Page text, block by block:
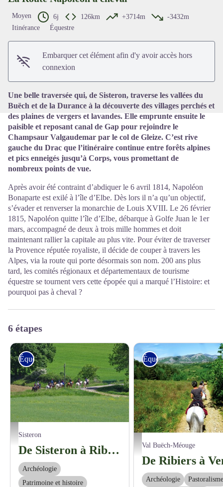
Moyen 6j 126km +3714m
-3432m
Itinérance
Équestre
Embarquer cet élément afin d'y avoir accès hors
connexion
Une belle traversée qui, de Sisteron, traverse les vallées du
Buëch et de la Durance à la découverte des villages perchés et
des plaines de vergers et lavandes. Elle emprunte ensuite le
paisible et reposant canal de Gap pour rejoindre le
Champsaur Valgaudemar par le col de Gleize. C’est rive
gauche du Drac que l’itinéraire continue entre forêts alpines
et pics enneigés jusqu’à Corps, vous promettant de
nombreux points de vue.
Après avoir été contraint d’abdiquer le 6 avril 1814, Napoléon
Bonaparte est exilé à l’île d’Elbe. Dès lors il n’a qu’un objectif,
s’évader et renverser la monarchie de Louis XVIII. Le 26 février
1815, Napoléon quitte l’île d’Elbe, débarque à Golfe Juan le 1er
mars, accompagné de deux à trois mille hommes et doit
maintenant rallier la capitale au plus vite. Pour éviter de traverser
la Provence réputée royaliste, il décide de couper à travers les
Alpes, via la route qui porte désormais son nom. 200 ans plus
tard, les comités régionaux et départementaux de tourisme
équestre se tournent vers cette épopée qui a marqué l’Histoire: et
pourquoi pas à cheval ?
6 étapes
CDTE05
Équestre
Sisteron
De Sisteron à Ribiers
Archéologie
Patrimoine et histoire
CDTE05
Équestre
Val Buëch-Méouge
Archéologie
Pastoralisme